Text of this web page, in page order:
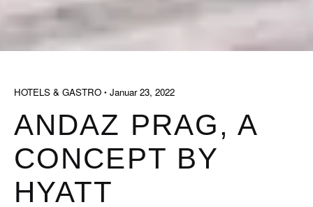
HOTELS & GASTRO Januar 23, 2022
ANDAZ PRAG, A
CONCEPT BY
HYATT